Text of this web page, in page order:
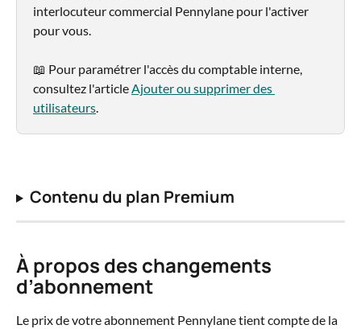
interlocuteur commercial Pennylane pour l'activer
pour vous.
📖 Pour paramétrer l'accès du comptable interne,
consultez l'article Ajouter ou supprimer des
utilisateurs.
Contenu du plan Premium
À propos des changements
d’abonnement
Le prix de votre abonnement Pennylane tient compte de la